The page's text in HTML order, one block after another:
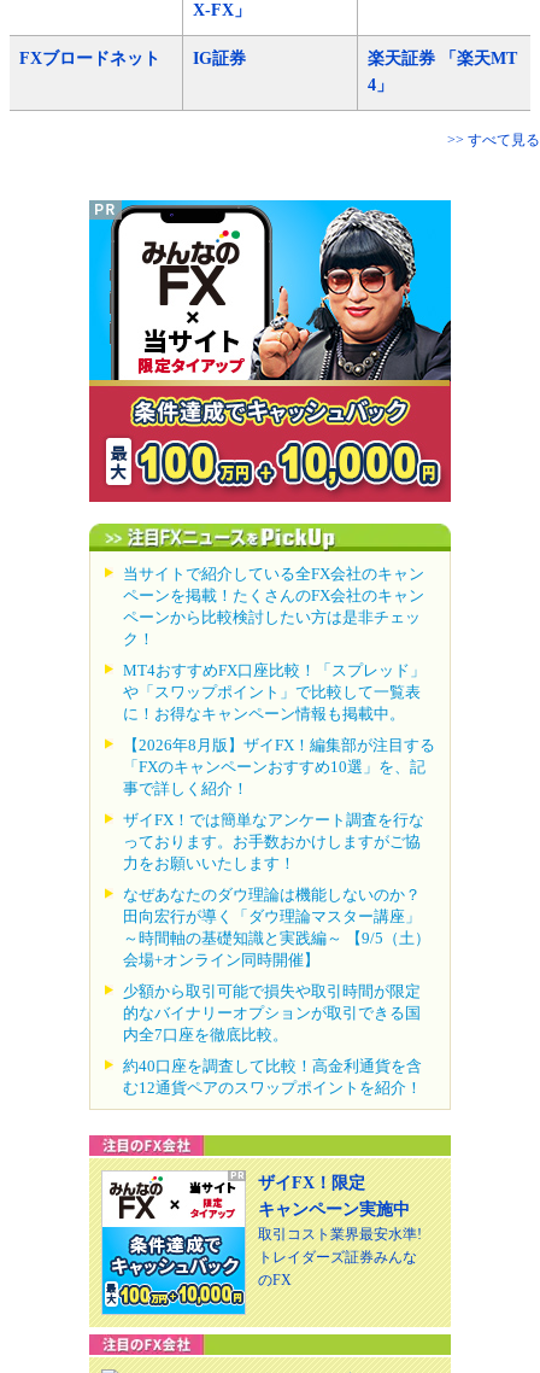
X-FX」
FXブロードネット IG証券
楽天証券 「楽天MT
4」
>> すべて見る
当サイトで紹介している全FX会社のキャン
ペーンを掲載！たくさんのFX会社のキャン
ペーンから比較検討したい方は是非チェッ
ク！
MT4おすすめFX口座比較！「スプレッド」
や「スワップポイント」で比較して一覧表
に！お得なキャンペーン情報も掲載中。
【2026年8月版】ザイFX！編集部が注目する
「FXのキャンペーンおすすめ10選」を、記
事で詳しく紹介！
ザイFX！では簡単なアンケート調査を行な
っております。お手数おかけしますがご協
力をお願いいたします！
なぜあなたのダウ理論は機能しないのか？
田向宏行が導く「ダウ理論マスター講座」
～時間軸の基礎知識と実践編～ 【9/5（土）
会場+オンライン同時開催】
少額から取引可能で損失や取引時間が限定
的なバイナリーオプションが取引できる国
内全7口座を徹底比較。
約40口座を調査して比較！高金利通貨を含
む12通貨ペアのスワップポイントを紹介！
ザイFX！限定
キャンペーン実施中
取引コスト業界最安水準!
トレイダーズ証券みんな
のFX